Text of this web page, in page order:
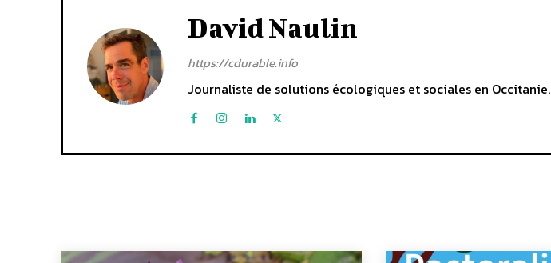
David Naulin
https://cdurable.info
Journaliste de solutions écologiques et sociales en Occitanie.